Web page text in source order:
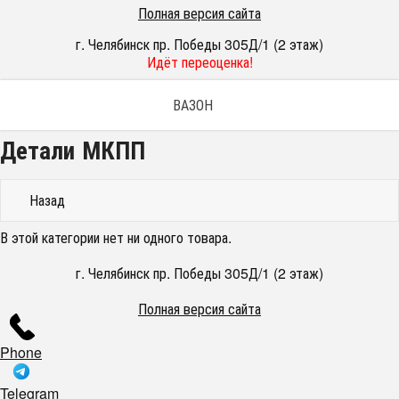
Полная версия сайта
г. Челябинск пр. Победы 305Д/1 (2 этаж)
Идёт переоценка!
ВАЗОН
Детали МКПП
Назад
В этой категории нет ни одного товара.
г. Челябинск пр. Победы 305Д/1 (2 этаж)
Полная версия сайта
Phone
Telegram